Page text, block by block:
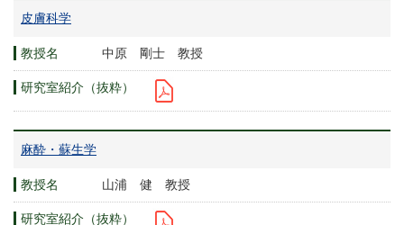
皮膚科学
中原 剛士 教授
麻酔・蘇生学
山浦 健 教授